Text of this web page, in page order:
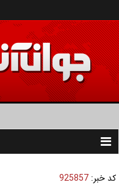
Toggle
کد خبر: 925857